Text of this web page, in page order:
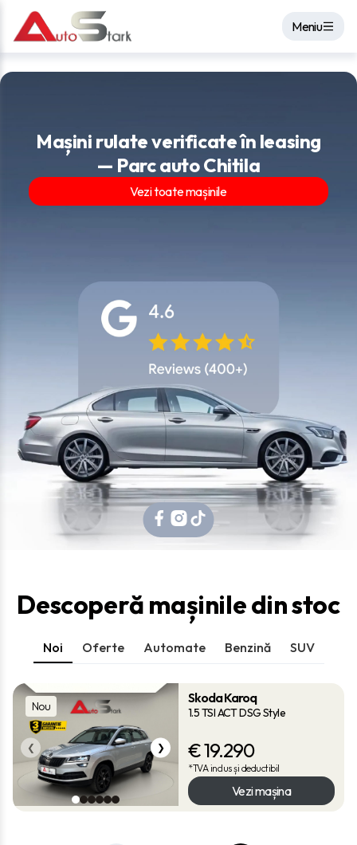
Meniu
Mașini rulate verificate în leasing
— Parc auto Chitila
Vezi toate mașinile
Descoperă mașinile din stoc
Noi Oferte Automate Benzină SUV
❮ ❯
Nou
Skoda Karoq
1.5 TSI ACT DSG Style
€19.290
*TVA inclus și deductibil
Vezi mașina